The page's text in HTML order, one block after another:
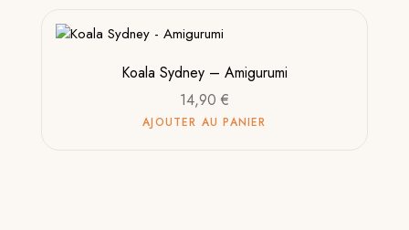
Koala Sydney – Amigurumi
14,90 €
AJOUTER AU PANIER